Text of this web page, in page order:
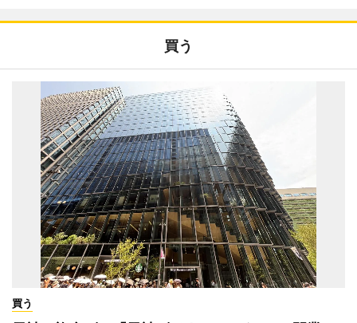
買う
買う